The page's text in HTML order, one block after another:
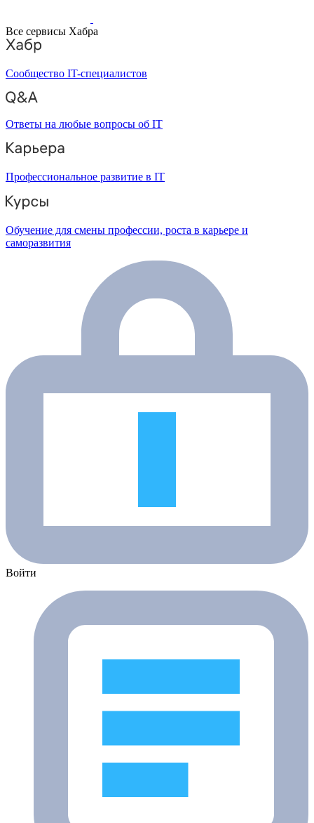
Все сервисы Хабра
Сообщество IT-специалистов
Ответы на любые вопросы об IT
Профессиональное развитие в IT
Обучение для смены профессии, роста в карьере и
саморазвития
Войти